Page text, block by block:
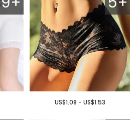
US$1.08 - US$1.53